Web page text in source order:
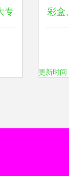
专 彩盒
更新时